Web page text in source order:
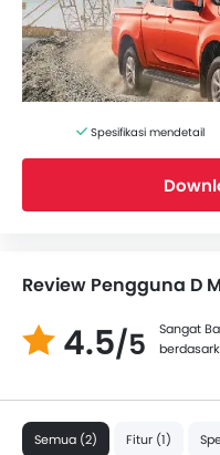
Spesifikasi mendetail
Review Pengguna D
4.5/5
Sangat
Semua (2) Fitur (1)